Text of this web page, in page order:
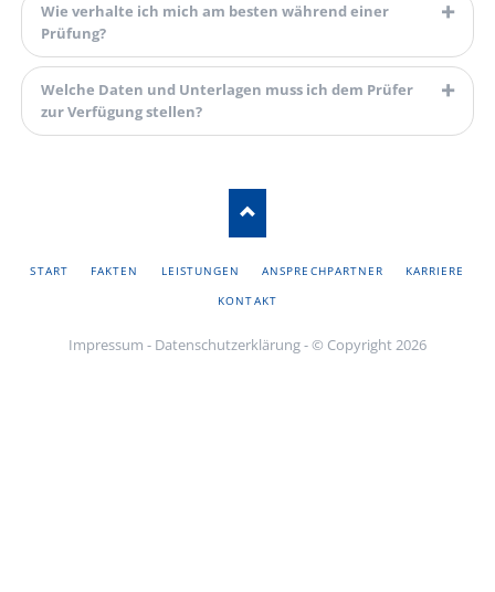
Wie verhalte ich mich am besten während einer
Prüfung?
Welche Daten und Unterlagen muss ich dem Prüfer
zur Verfügung stellen?
NAVIGATION
START FAKTEN LEISTUNGEN ANSPRECHPARTNER
KARRIERE
KONTAKT
Impressum - Datenschutzerklärung- © Copyright 2026